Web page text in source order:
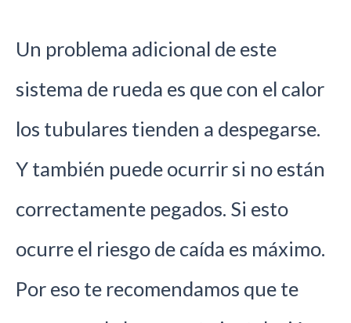
Un problema adicional de este
sistema de rueda es que con el calor
los tubulares tienden a despegarse.
Y también puede ocurrir si no están
correctamente pegados. Si esto
ocurre el riesgo de caída es máximo.
Por eso te recomendamos que te